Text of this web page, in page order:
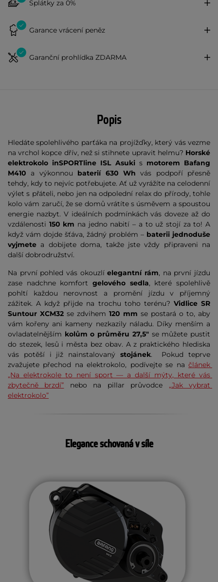
Splátky za 0%
Garance vrácení peněz
Garanční prohlídka ZDARMA
Popis
Hledáte spolehlivého parťáka na projížďky, který vás vezme
na vrchol kopce dřív, než si stihnete upravit helmu? Horské
elektrokolo inSPORTline ISL Asuki s motorem Bafang
M410 a výkonnou baterií 630 Wh vás podpoří přesně
tehdy, kdy to nejvíc potřebujete. Ať už vyrážíte na celodenní
výlet s přáteli, nebo jen na odpolední relax do přírody, tohle
kolo vám zaručí, že se domů vrátíte s úsměvem a spoustou
energie nazbyt. V ideálních podmínkách vás doveze až do
vzdálenosti 150 km na jedno nabití – a to už stojí za to! A
když vám dojde šťáva, žádný problém – baterii jednoduše
vyjmete a dobijete doma, takže jste vždy připraveni na
další dobrodružství.
Na první pohled vás okouzlíelegantní rám, na první jízdu
zase nadchne komfort gelového sedla, které spolehlivě
pohltí každou nerovnost a promění jízdu v příjemný
zážitek. A když přijde na trochu toho terénu? Vidlice SR
Suntour XCM32 se zdvihem 120 mm se postará o to, aby
vám kořeny ani kameny nezkazily náladu. Díky menším a
ovladatelnějším kolům o průměru 27,5" se můžete pustit
do stezek, lesů i města bez obav. A z praktického hlediska
vás potěší i již nainstalovaný stojánek. Pokud teprve
zvažujete přechod na elektrokolo, podívejte se na článek
„Na elektrokole to není sport — a další mýty, které vás
zbytečně brzdí” nebo na pillar průvodce „Jak vybrat
elektrokolo”
Elegance schovaná v síle